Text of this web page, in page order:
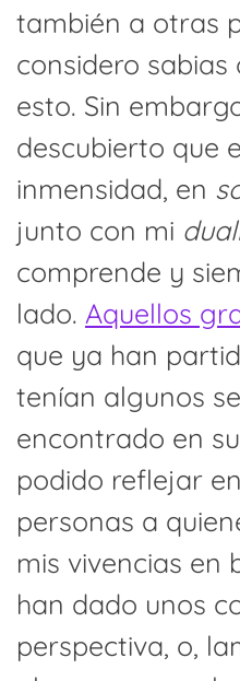
también a otras
considero sabias
esto. Sin
descubierto que
inmensidad, en
junto con mi
comprende y
lado. Aquellos
que ya han
tenían algunos
encontrado en
podido reflejar
personas a
mis vivencias en
han dado unos
perspectiva, o,